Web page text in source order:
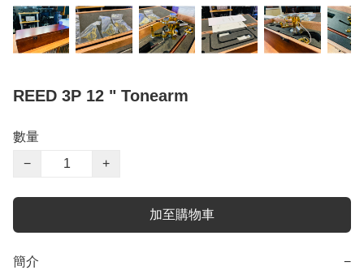
REED 3P 12 " Tonearm
數量
−
+
加至購物車
簡介 −